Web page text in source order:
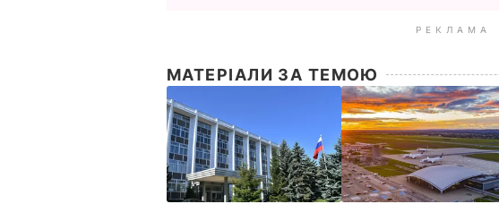
РЕКЛАМА
МАТЕРІАЛИ ЗА ТЕМОЮ